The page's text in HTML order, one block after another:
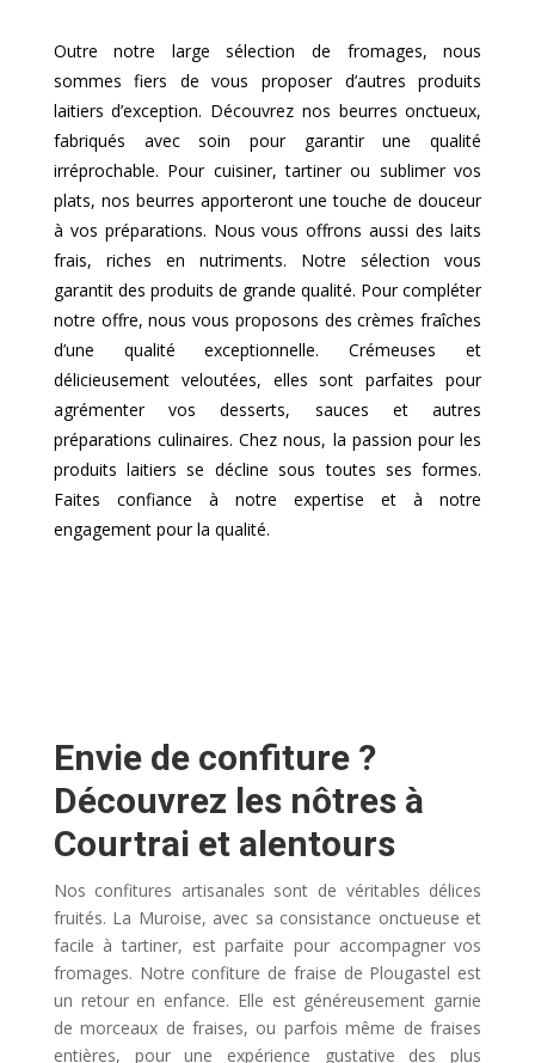
Outre notre large sélection de fromages, nous
sommes fiers de vous proposer d’autres produits
laitiers d’exception. Découvrez nos beurres onctueux,
fabriqués avec soin pour garantir une qualité
irréprochable. Pour cuisiner, tartiner ou sublimer vos
plats, nos beurres apporteront une touche de douceur
à vos préparations. Nous vous offrons aussi des laits
frais, riches en nutriments. Notre sélection vous
garantit des produits de grande qualité. Pour compléter
notre offre, nous vous proposons des crèmes fraîches
d’une qualité exceptionnelle. Crémeuses et
délicieusement veloutées, elles sont parfaites pour
agrémenter vos desserts, sauces et autres
préparations culinaires. Chez nous, la passion pour les
produits laitiers se décline sous toutes ses formes.
Faites confiance à notre expertise et à notre
engagement pour la qualité.
Envie de confiture ?
Découvrez les nôtres à
Courtrai et alentours
Nos confitures artisanales sont de véritables délices
fruités. La Muroise, avec sa consistance onctueuse et
facile à tartiner, est parfaite pour accompagner vos
fromages. Notre confiture de fraise de Plougastel est
un retour en enfance. Elle est généreusement garnie
de morceaux de fraises, ou parfois même de fraises
entières, pour une expérience gustative des plus